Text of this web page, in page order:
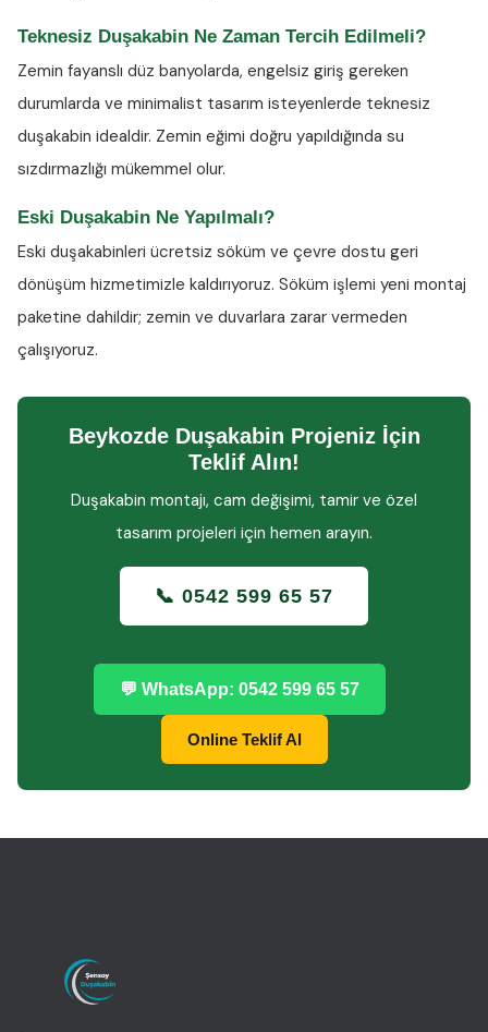
Teknesiz Duşakabin Ne Zaman Tercih Edilmeli?
Zemin fayanslı düz banyolarda, engelsiz giriş gereken
durumlarda ve minimalist tasarım isteyenlerde teknesiz
duşakabin idealdir. Zemin eğimi doğru yapıldığında su
sızdırmazlığı mükemmel olur.
Eski Duşakabin Ne Yapılmalı?
Eski duşakabinleri ücretsiz söküm ve çevre dostu geri
dönüşüm hizmetimizle kaldırıyoruz. Söküm işlemi yeni montaj
paketine dahildir; zemin ve duvarlara zarar vermeden
çalışıyoruz.
Beykozde Duşakabin Projeniz İçin
Teklif Alın!
Duşakabin montajı, cam değişimi, tamir ve özel
tasarım projeleri için hemen arayın.
📞 0542 599 65 57
💬 WhatsApp: 0542 599 65 57
Online Teklif Al